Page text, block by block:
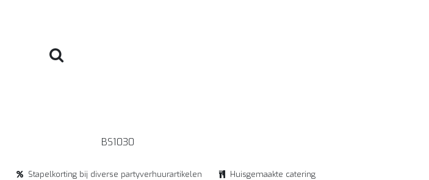
BS1030
Stapelkorting bij diverse partyverhuurartikelen Huisgemaakte catering